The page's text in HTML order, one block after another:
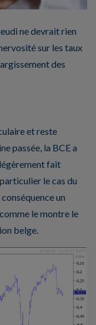
ne devrait rien
sur les taux
des
et reste
passée, la BCE a
fait
le cas du
un
le montre le
belge.